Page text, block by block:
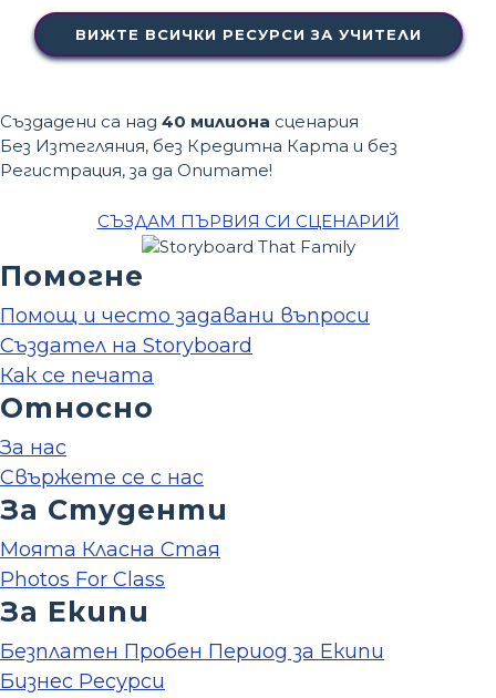
ВИЖТЕ ВСИЧКИ РЕСУРСИ ЗА УЧИТЕЛИ
Създадени са над 40 милиона сценария
Без Изтегляния, без Кредитна Карта и без
Регистрация, за да Опитате!
СЪЗДАМ ПЪРВИЯ СИ СЦЕНАРИЙ
Помогне
Помощ и често задавани въпроси
Създател на Storyboard
Как се печата
Относно
За нас
Свържете се с нас
За Студенти
Моята Класна Стая
Photos For Class
За Екипи
Безплатен Пробен Период за Екипи
Бизнес Ресурси